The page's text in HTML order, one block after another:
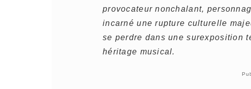
provocateur nonchalant,
incarné une rupture culturelle
se perdre dans une surexposition
héritage musical.